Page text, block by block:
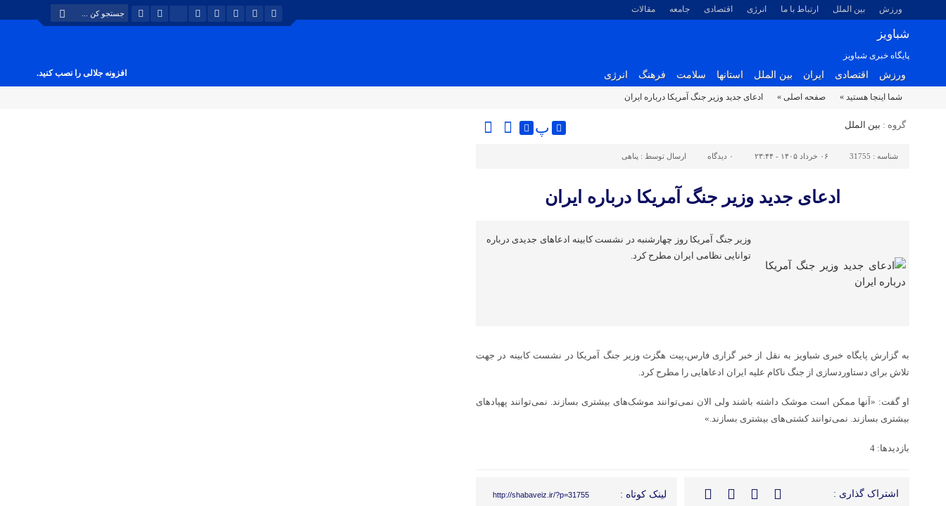
ورزش بین الملل ارتباط با ما انرژی اقتصادی جامعه مقالات
شباویز
پایگاه خبری شباویز
ورزش اقتصادی ایران بین الملل استانها سلامت فرهنگ انرژی افزونه جلالی را نصب کنید.
شما اینجا هستید » صفحه اصلی » ادعای جدید وزیر جنگ آمریکا درباره ایران
گروه : بین الملل پ
شناسه : 31755 ۰۶ خرداد ۱۴۰۵ - ۲۳:۴۴ ۰ دیدگاه ارسال توسط : پناهی
ادعای جدید وزیر جنگ آمریکا درباره ایران
وزیر جنگ آمریکا روز چهارشنبه در نشست کابینه ادعاهای جدیدی درباره
توانایی نظامی ایران مطرح کرد.
به گزارش پایگاه خبری شباویز به نقل از خبر گزاری فارس،پیت هگزث وزیر جنگ آمریکا در نشست کابینه در جهت
تلاش برای دستاوردسازی از جنگ ناکام علیه ایران ادعاهایی را مطرح کرد.
او گفت: «آنها ممکن است موشک داشته باشند ولی الان نمی‌توانند موشک‌های بیشتری بسازند. نمی‌توانند پهپادهای
بیشتری بسازند. نمی‌توانند کشتی‌های بیشتری بسازند.»
بازدیدها: 4
اشتراک گذاری : لینک کوتاه : http://shabaveiz.ir/?p=31755